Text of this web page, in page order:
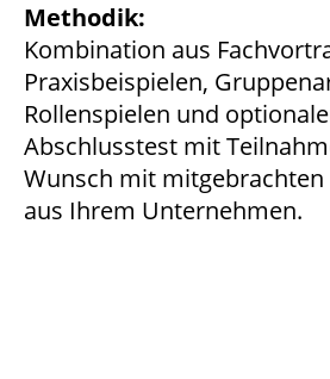
Methodik:
Kombination aus
Praxisbeispielen,
Rollenspielen und
Abschlusstest mit
Wunsch mit mitgebrachten
aus Ihrem Unternehmen.